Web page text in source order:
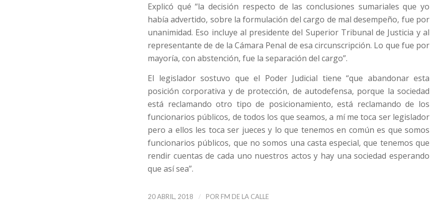
Explicó qué “la decisión respecto de las conclusiones sumariales que yo
había advertido, sobre la formulación del cargo de mal desempeño, fue por
unanimidad. Eso incluye al presidente del Superior Tribunal de Justicia y al
representante de de la Cámara Penal de esa circunscripción. Lo que fue por
mayoría, con abstención, fue la separación del cargo”.
El legislador sostuvo que el Poder Judicial tiene “que abandonar esta
posición corporativa y de protección, de autodefensa, porque la sociedad
está reclamando otro tipo de posicionamiento, está reclamando de los
funcionarios públicos, de todos los que seamos, a mí me toca ser legislador
pero a ellos les toca ser jueces y lo que tenemos en común es que somos
funcionarios públicos, que no somos una casta especial, que tenemos que
rendir cuentas de cada uno nuestros actos y hay una sociedad esperando
que así sea”.
20 ABRIL, 2018 / POR FM DE LA CALLE